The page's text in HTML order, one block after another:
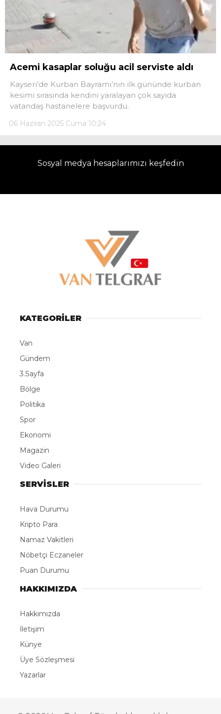
Youtube
TikTok
Acemi kasaplar soluğu acil serviste aldı
Kayseri’de Kurban Bayramı’nın ilk gününde kurban
kesimi sırasında kendini yaralayan çok sayıda
vatandaş hastanelere başvurdu.
06 Haziran 2025 Cuma 10:24
Sosyal medya hesaplarımızı keşfedin
KATEGORİLER
Van
Gündem
3.Sayfa
Bölge
Politika
Spor
Ekonomi
Magazin
Video Galeri
SERVİSLER
Hava Durumu
Kripto Para
Namaz Vakitleri
Nöbetçi Eczaneler
Puan Durumu
HAKKIMIZDA
Hakkımızda
İletişim
Künye
Üye Sözleşmesi
Yazarlar